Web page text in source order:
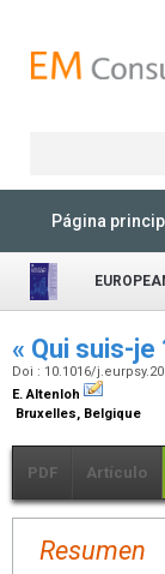
Página
« Qui suis-
Doi : 10.1016/
E. Altenloh
Bruxelles, Belgique
PDF Artículo
Resumen